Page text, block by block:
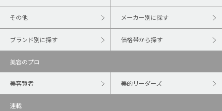
その他 メーカー別に探す
ブランド別に探す 価格帯から探す
美容のプロ
美容賢者 美的リーダーズ
連載